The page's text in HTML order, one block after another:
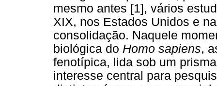
mesmo antes [1], vários
XIX, nos Estados Unidos e
consolidação. Naquele
biológica do Homo sapiens,
fenotípica, lida sob um
interesse central para